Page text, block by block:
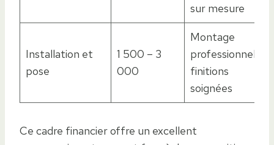
sur mesure
Installation et
pose
1 500 – 3
000
Montage
professionnel et
finitions
soignées
Ce cadre financier offre un excellent